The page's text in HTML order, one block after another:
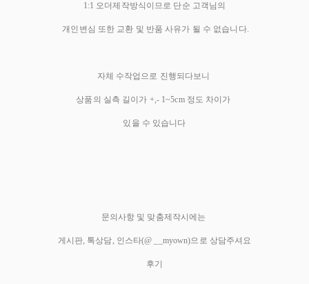
1:1 오더제작방식이므로 단순 고객님의
개인변심 또한 교환 및 반품 사유가 될 수 없습니다.
자체 수작업으로 진행되다보니
상품의 실측 길이가 +,- 1~5cm 정도 차이가
있을 수 있습니다
문의사항 및 맞춤제작시에는
게시판, 톡상담, 인스타(@ __myown)으로 상담주셔요
후기